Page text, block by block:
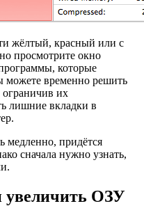
жёлтый, красный или с
просмотрите окно
которые
можете временно решить
их
лишние вкладки в
медленно, придётся
сначала нужно узнать,
увеличить ОЗУ